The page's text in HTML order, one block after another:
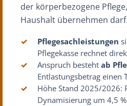
der körperbezogene
Haushalt übernehmen darf.
✓ Pflegesachleistungen
Pflegekasse rechnet
✓
Anspruch bestehtab
Entlastungsbetrag einen
✓
Höhe Stand 2025/2026:
Dynamisierung um 4,5